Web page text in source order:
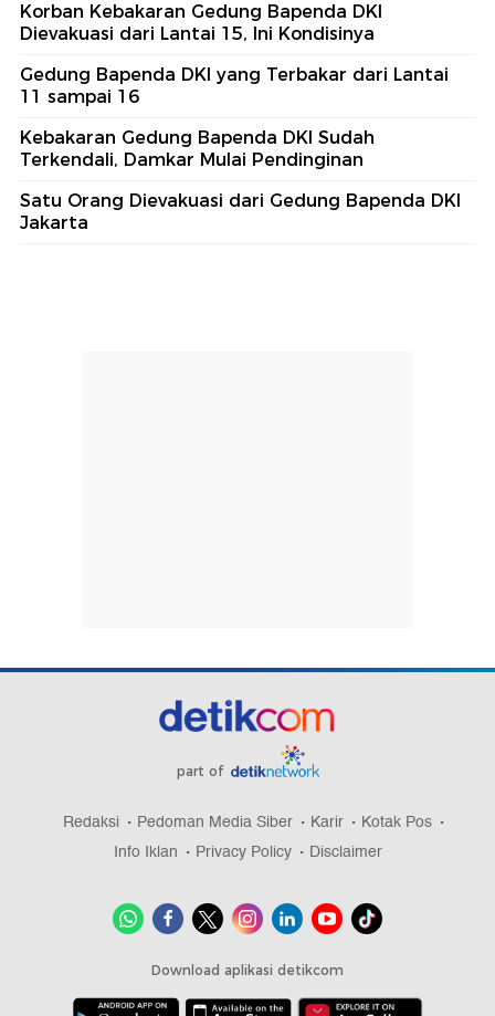
Korban Kebakaran Gedung Bapenda DKI
Dievakuasi dari Lantai 15, Ini Kondisinya
Gedung Bapenda DKI yang Terbakar dari Lantai
11 sampai 16
Kebakaran Gedung Bapenda DKI Sudah
Terkendali, Damkar Mulai Pendinginan
Satu Orang Dievakuasi dari Gedung Bapenda DKI
Jakarta
part of
Redaksi Pedoman Media Siber Karir
Kotak Pos
Info Iklan
Privacy Policy Disclaimer
Download aplikasi detikcom